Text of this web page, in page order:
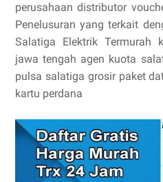
perusahaan distributor
Penelusuran yang terkait
Salatiga Elektrik Termurah
jawa tengah agen kuota
pulsa salatiga grosir paket
kartu perdana